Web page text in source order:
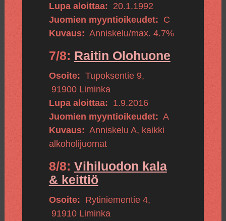
Lupa aloittaa: 20.1.1992
Juomien myyntioikeudet: C
Kuvaus: Anniskelu/max. 4.7%
7/8: Raitin Olohuone
Osoite: Tupoksentie 9,
91900 Liminka
Lupa aloittaa: 1.9.2016
Juomien myyntioikeudet: A
Kuvaus: Anniskelu A, kaikki
alkoholijuomat
8/8: Vihiluodon kala
& keittiö
Osoite: Rytiniementie 4,
91910 Liminka